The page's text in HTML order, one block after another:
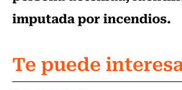
imputada por incendios.
Te puede